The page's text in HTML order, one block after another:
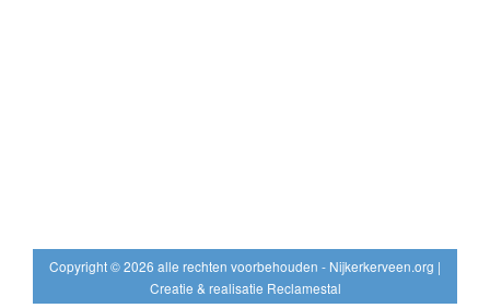
Copyright © 2026 alle rechten voorbehouden - Nijkerkerveen.org |
Creatie & realisatie Reclamestal